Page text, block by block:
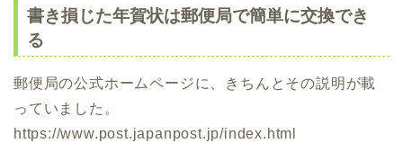
書き損じた年賀状は郵便局で簡単に交換でき
る
郵便局の公式ホームページに、きちんとその説明が載
っていました。
https://www.post.japanpost.jp/index.html